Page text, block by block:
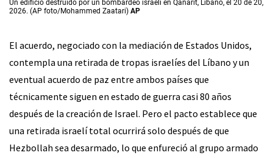
Un edificio destruido por un bombardeo israelí en Qanarit, Líbano, el 20 de 20,
2026. (AP foto/Mohammed Zaatari) AP
El acuerdo, negociado con la mediación de Estados Unidos,
contempla una retirada de tropas israelíes del Líbano y un
eventual acuerdo de paz entre ambos países que
técnicamente siguen en estado de guerra casi 80 años
después de la creación de Israel. Pero el pacto establece que
una retirada israelí total ocurrirá solo después de que
Hezbollah sea desarmado, lo que enfureció al grupo armado